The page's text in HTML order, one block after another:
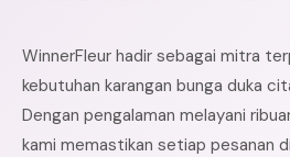
WinnerFleur hadir sebagai mitra
kebutuhan karangan bunga duka
Dengan pengalaman melayani
kami memastikan setiap pesanan